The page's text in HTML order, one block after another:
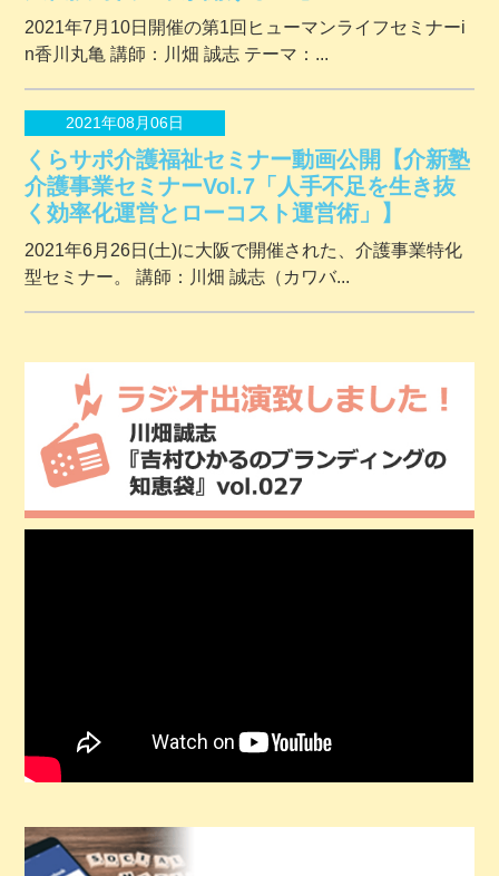
2021年7月10日開催の第1回ヒューマンライフセミナーi
n香川丸亀 講師：川畑 誠志 テーマ：...
2021年08月06日
くらサポ介護福祉セミナー動画公開【介新塾
介護事業セミナーVol.7「人手不足を生き抜
く効率化運営とローコスト運営術」】
2021年6月26日(土)に大阪で開催された、介護事業特化
型セミナー。 講師：川畑 誠志（カワバ...